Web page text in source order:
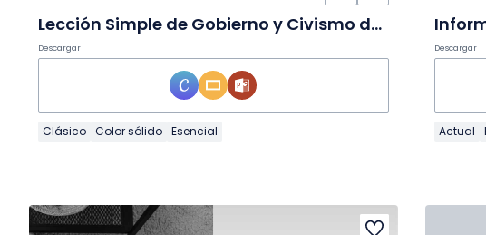
Lección Simple de Gobierno y Civismo de EE. UU. en Diapositivas
Descargar
Clásico Color sólido Esencial
Descargar
Actual